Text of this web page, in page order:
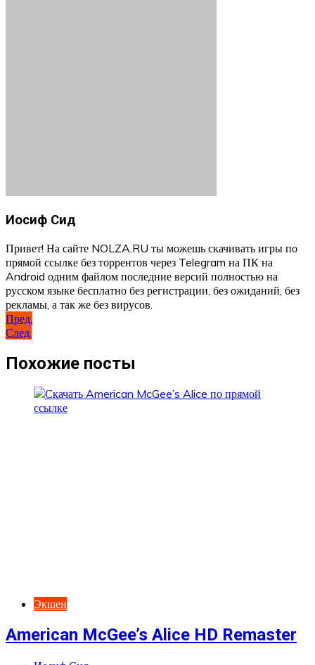
Иосиф Сид
Привет! На сайте NOLZA.RU ты можешь скачивать игры по
прямой ссылке без торрентов через Telegram на ПК на
Android одним файлом последние версий полностью на
русском языке бесплатно без регистрации, без ожиданий, без
рекламы, а так же без вирусов.
Навигация
по
записям
Пред.
След.
Похожие посты
Экшен
American McGee’s Alice HD Remaster